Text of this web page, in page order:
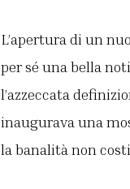
L’apertura di un
per sé una bella
l’azzeccata
inaugurava una
la banalità non